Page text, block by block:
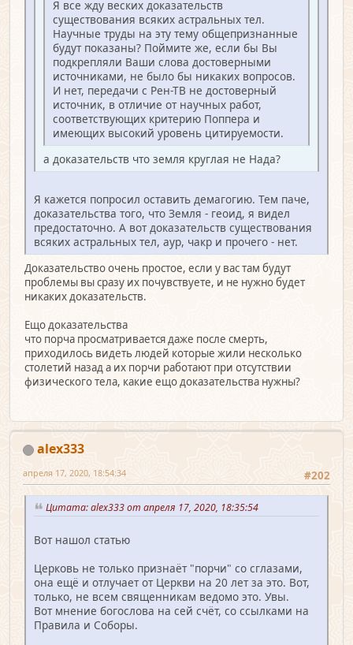
Я все жду веских доказательств
существования всяких астральных тел.
Научные труды на эту тему общепризнанные
будут показаны? Поймите же, если бы Вы
подкрепляли Ваши слова достоверными
источниками, не было бы никаких вопросов.
И нет, передачи с Рен-ТВ не достоверный
источник, в отличие от научных работ,
соответствующих критерию Поппера и
имеющих высокий уровень цитируемости.
а доказательств что земля круглая не Нада?
Я кажется попросил оставить демагогию. Тем паче,
доказательства того, что Земля - геоид, я видел
предостаточно. А вот доказательств существования
всяких астральных тел, аур, чакр и прочего - нет.
Доказательство очень простое, если у вас там будут
проблемы вы сразу их почувствуете, и не нужно будет
никаких доказательств.
Ещо доказательства
что порча просматривается даже после смерть,
приходилось видеть людей которые жили несколько
столетий назад а их порчи работают при отсутствии
физического тела, какие ещо доказательства нужны?
alex333
#202
апреля 17, 2020, 18:54:34
Цитата: alex333 от апреля 17, 2020, 18:35:54
Вот нашол статью
Церковь не только признаёт "порчи" со сглазами,
она ещё и отлучает от Церкви на 20 лет за это. Вот,
только, не всем священникам ведомо это. Увы.
Вот мнение богослова на сей счёт, со ссылками на
Правила и Соборы.